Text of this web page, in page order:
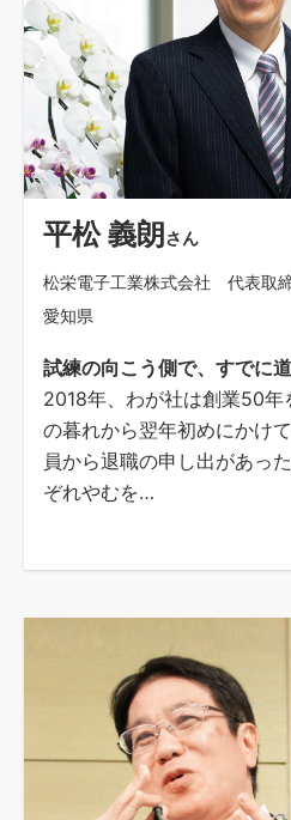
平松 義朗さん
松栄電子工業株式会社 代表取
愛知県
試練の向こう側で、すでに
2018年、わが社は創業50年
の暮れから翌年初めにかけ
員から退職の申し出があっ
ぞれやむを…